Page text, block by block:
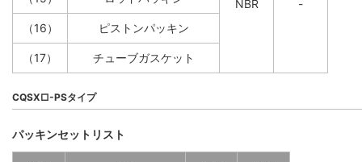
NBR -
（16） ピストンパッキン
（17） チューブガスケット
CQSX□-PSタイプ
パッキンセットリスト